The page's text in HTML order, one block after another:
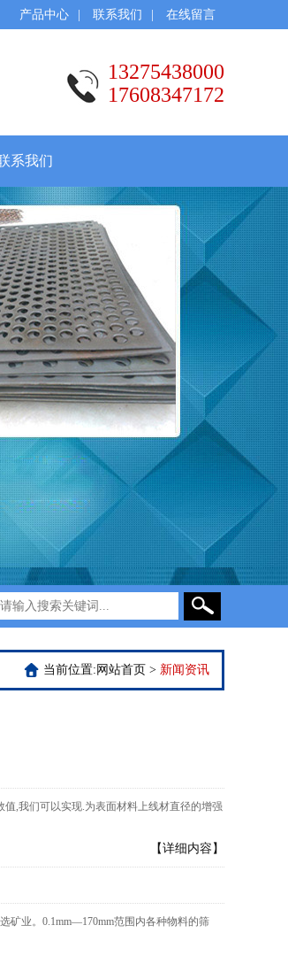
产品中心 联系我们 在线留言
13275438000
17608347172
系我们
当前位置: 网站首页 > 新闻资讯
,我们可以实现.为表面材料上线材直径的增强
【详细内容】
矿业。0.1mm—170mm范围内各种物料的筛